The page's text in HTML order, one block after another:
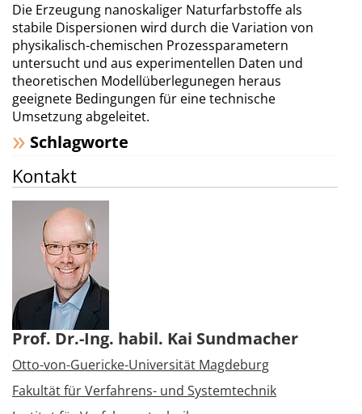
Die Erzeugung nanoskaliger Naturfarbstoffe als
stabile Dispersionen wird durch die Variation von
physikalisch-chemischen Prozessparametern
untersucht und aus experimentellen Daten und
theoretischen Modellüberlegunegen heraus
geeignete Bedingungen für eine technische
Umsetzung abgeleitet.
Schlagworte
Kontakt
Prof. Dr.-Ing. habil. Kai Sundmacher
Otto-von-Guericke-Universität Magdeburg
Fakultät für Verfahrens- und Systemtechnik